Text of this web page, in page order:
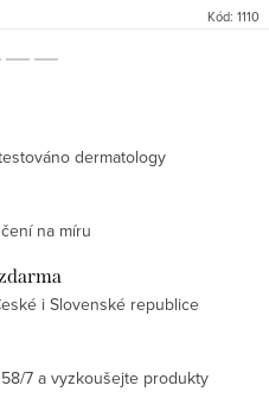
Kód: 1110
dermatology
na míru
i Slovenské republice
7 a vyzkoušejte produkty